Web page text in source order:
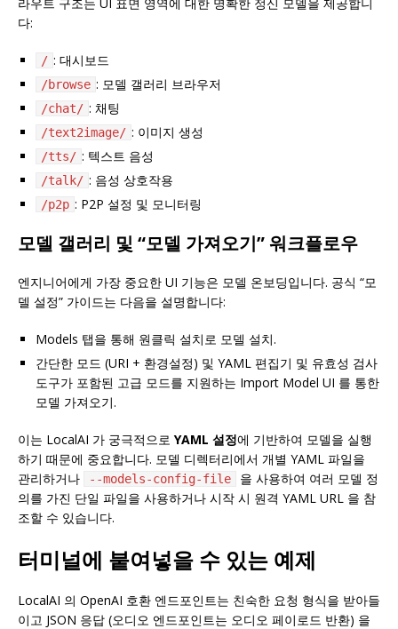
다:
/ : 대시보드
/browse : 모델 갤러리 브라우저
/chat/ : 채팅
/text2image/ : 이미지 생성
/tts/ : 텍스트 음성
/talk/ : 음성 상호작용
/p2p : P2P 설정 및 모니터링
모델 갤러리 및 “모델 가져오기” 워크플로우
엔지니어에게 가장 중요한 UI 기능은 모델 온보딩입니다. 공식 “모
델 설정” 가이드는 다음을 설명합니다:
Models 탭을 통해 원클릭 설치로 모델 설치.
간단한 모드 (URI + 환경설정) 및 YAML 편집기 및 유효성 검사
도구가 포함된 고급 모드를 지원하는 Import Model UI 를 통한
모델 가져오기.
이는 LocalAI 가 궁극적으로 YAML 설정에 기반하여 모델을 실행
하기 때문에 중요합니다. 모델 디렉터리에서 개별 YAML 파일을
관리하거나
--models-config-file
을 사용하여 여러 모델 정
의를 가진 단일 파일을 사용하거나 시작 시 원격 YAML URL 을 참
조할 수 있습니다.
터미널에 붙여넣을 수 있는 예제
LocalAI 의 OpenAI 호환 엔드포인트는 친숙한 요청 형식을 받아들
이고 JSON 응답 (오디오 엔드포인트는 오디오 페이로드 반환) 을